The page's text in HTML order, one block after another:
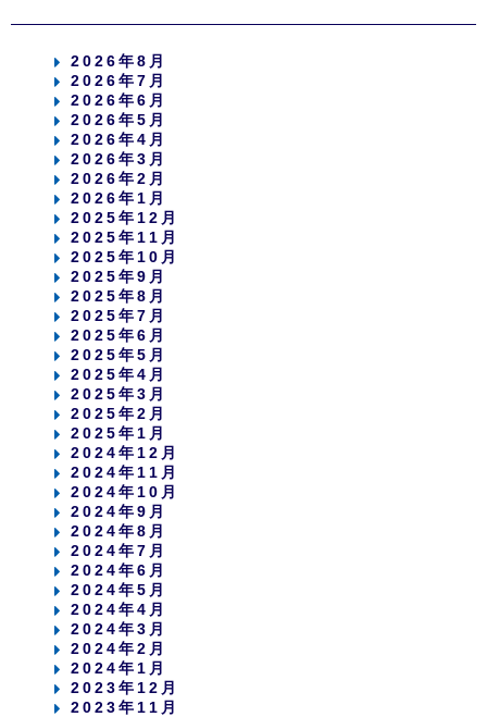
2026年8月
2026年7月
2026年6月
2026年5月
2026年4月
2026年3月
2026年2月
2026年1月
2025年12月
2025年11月
2025年10月
2025年9月
2025年8月
2025年7月
2025年6月
2025年5月
2025年4月
2025年3月
2025年2月
2025年1月
2024年12月
2024年11月
2024年10月
2024年9月
2024年8月
2024年7月
2024年6月
2024年5月
2024年4月
2024年3月
2024年2月
2024年1月
2023年12月
2023年11月